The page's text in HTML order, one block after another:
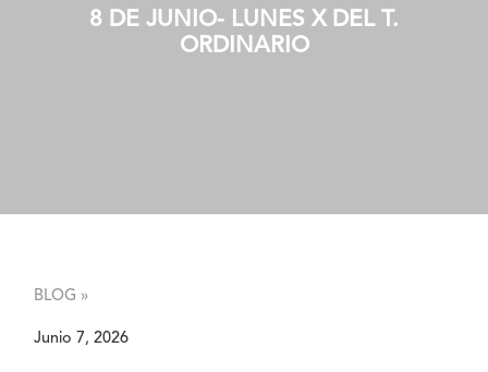
8 DE JUNIO- LUNES X DEL T.
ORDINARIO
BLOG »
Junio 7, 2026